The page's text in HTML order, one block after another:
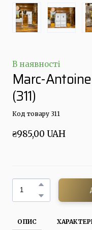
В наявності
Marc-
(311)
Код товару 311
₴985,00 UAH
ОПИС